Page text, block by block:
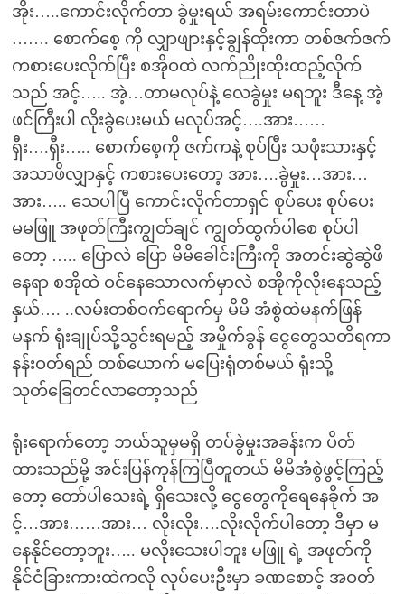
အိုး…..ကောင်းလိုက်တာ ခွဲမှုးရယ် အရမ်းကောင်းတာပဲ
……. စောက်စေ့ ကို လျှာဖျားနှင့်ချွန်ထိုးကာ တစ်ဇက်ဇက်
ကစားပေးလိုက်ပြီး စအိုဝထဲ လက်ညိုးထိုးထည့်လိုက်
သည် အင့်….. အဲ့…တာမလုပ်နဲ့ လေခွဲမှုး မရဘူး ဒီနေ့ အဲ့
ဖင်ကြီးပါ လိုးခွဲပေးမယ် မလုပ်အင့်….အား……
ရှီး….ရှီး….. စောက်စေ့ကို ဇက်ကနဲ့ စုပ်ပြီး သဖုံးသားနှင့်
အသာဖိလျှာနှင့် ကစားပေးတော့ အား….ခွဲမှုး…အား…
အား….. သေပါပြီ ကောင်းလိုက်တာရှင် စုပ်ပေး စုပ်ပေး
မမဖြူ အဖုတ်ကြီးကျွတ်ချင် ကျွတ်ထွက်ပါစေ စုပ်ပါ
တော့ ….. ပြောလဲ ပြော မိမိခေါင်းကြီးကို အတင်းဆွဲဆွဲဖိ
နေရာ စအိုထဲ ဝင်နေသောလက်မှာလဲ စအိုကိုလိုးနေသည့်
နှယ်…. ..လမ်းတစ်ဝက်ရောက်မှ မိမိ အံစွဲထဲမနက်ဖြန်
မနက် ရုံးချုပ်သို့သွင်းရမည့် အမှိုက်ခွန် ငွေတွေသတိရကာ
နန်းဝတ်ရည် တစ်ယောက် မပြေးရုံတစ်မယ် ရုံးသို့
သုတ်ခြေတင်လာတော့သည်
ရုံးရောက်တော့ ဘယ်သူမှမရှိ တပ်ခွဲမှုးအခန်းက ပိတ်
ထားသည်မို့ အင်းပြန်ကုန်ကြပြီတူတယ် မိမိအံစွဲဖွင့်ကြည့်
တော့ တော်ပါသေးရဲ့ ရှိသေးလို့ ငွေတွေကိုရေနေခိုက် အ
င့်…အား……အား… လိုးလိုး….လိုးလိုက်ပါတော့ ဒီမှာ မ
နေနိုင်တော့ဘူး….. မလိုးသေးပါဘူး မဖြူ ရဲ့ အဖုတ်ကို
နိုင်ငံခြားကားထဲကလို လုပ်ပေးဦးမှာ ခဏစောင့် အဝတ်